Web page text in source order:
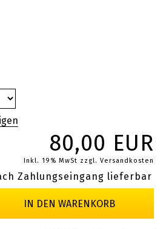
80,00 EUR
Inkl. 19% MwSt zzgl. Versandkosten
Zahlungseingang lieferbar